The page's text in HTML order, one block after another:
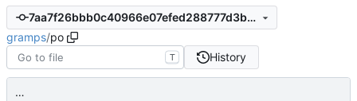
7aa7f26bbb0c40966e07efed288777d3bb05979c
gramps/po
T History
…